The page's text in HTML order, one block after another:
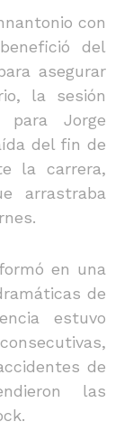
con
del
asegurar
la sesión
Jorge
del fin de
la carrera,
arrastraba
en una
de
estuvo
de
las